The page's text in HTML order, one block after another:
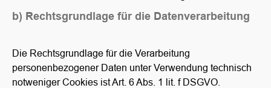
b) Rechtsgrundlage für die Datenverarbeitung
Die Rechtsgrundlage für die Verarbeitung
personenbezogener Daten unter Verwendung technisch
notweniger Cookies ist Art. 6 Abs. 1 lit. f DSGVO.